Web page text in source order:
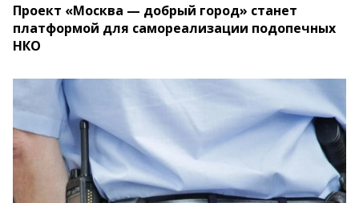
Проект «Москва — добрый город» станет
платформой для самореализации подопечных
НКО